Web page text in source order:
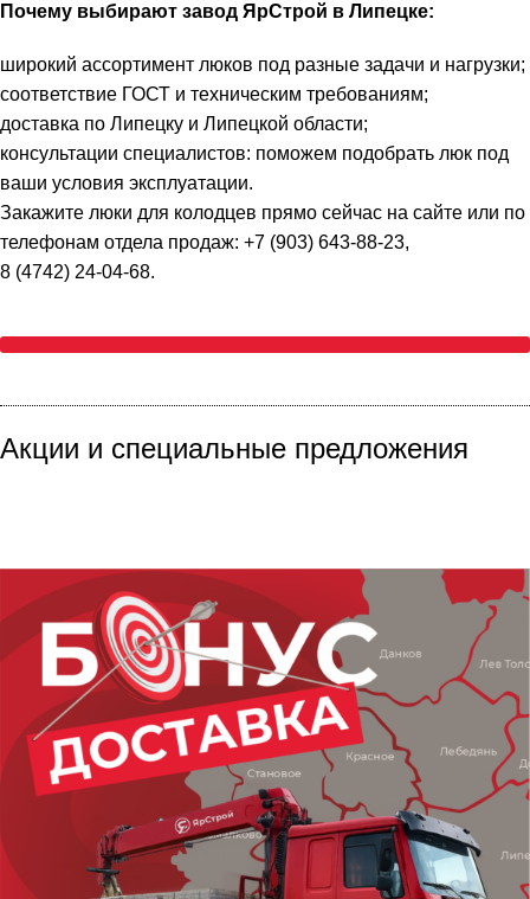
Почему выбирают завод ЯрСтрой в Липецке:
широкий ассортимент люков под разные задачи и нагрузки;
соответствие ГОСТ и техническим требованиям;
доставка по Липецку и Липецкой области;
консультации специалистов: поможем подобрать люк под
ваши условия эксплуатации.
Закажите люки для колодцев прямо сейчас на сайте или по
телефонам отдела продаж: +7 (903) 643‑88‑23,
8 (4742) 24‑04‑68.
Акции и специальные предложения